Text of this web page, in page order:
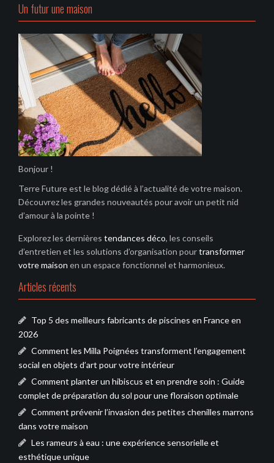
Un futur une maison
Bonjour !
Terre Future est le blog dédié à l’actualité de votre maison.
Découvrez les grandes nouveautés pour avoir un petit nid
d’amour à la pointe !
Explorez les dernières tendances déco, les conseils
d’entretien et les solutions d’organisation pourtransformer
votre maison en un espace fonctionnel et harmonieux.
Articles récents
Top 5 des meilleurs fabricants de piscines en France en
2026
Comment les Milla Poignées transforment l’engagement
social en objets d’art pour votre intérieur
Comment planter un hibiscus et en prendre soin : Guide
complet de préparation du sol pour une floraison optimale
Comment prévenir l’invasion des petites chenilles marrons
dans votre maison
Les rameurs à eau : une expérience sensorielle et
esthétique unique